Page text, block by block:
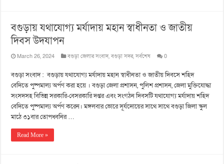
বগুড়ায় যথাযোগ্য মর্যাদায় মহান স্বাধীনতা ও জাতীয়
দিবস উদযাপন
March 26, 2024 বগুড়া জেলার সংবাদ,বগুড়া সদর,সর্বশেষ 0
বগুড়া সংবাদ : বগুড়ায় যথাযোগ্য মর্যাদায় মহান স্বাধীনতা ও জাতীয় দিবসে শহিদ
বেদিতে পুষ্পমাল্য অর্পণ করা হয়ে । বগুড়া জেলা প্রশাসন, পুলিশ প্রশাসন, জেলা মুক্তিযোদ্ধা
সংসদসহ বিভিন্ন সরকারি-বেসরকারি দপ্তর এবং সংগঠন দিবসটি যথাযোগ্য মর্যাদায় শহিদ
বেদিতে পুষ্পমাল্য অর্পণ করেন। মঙ্গলবার ভোরে সূর্যদোয়ের সাথে সাথে বগুড়া জিলা স্কুল
মাঠে ৩১বার তোপধ্বনির …
Read More »